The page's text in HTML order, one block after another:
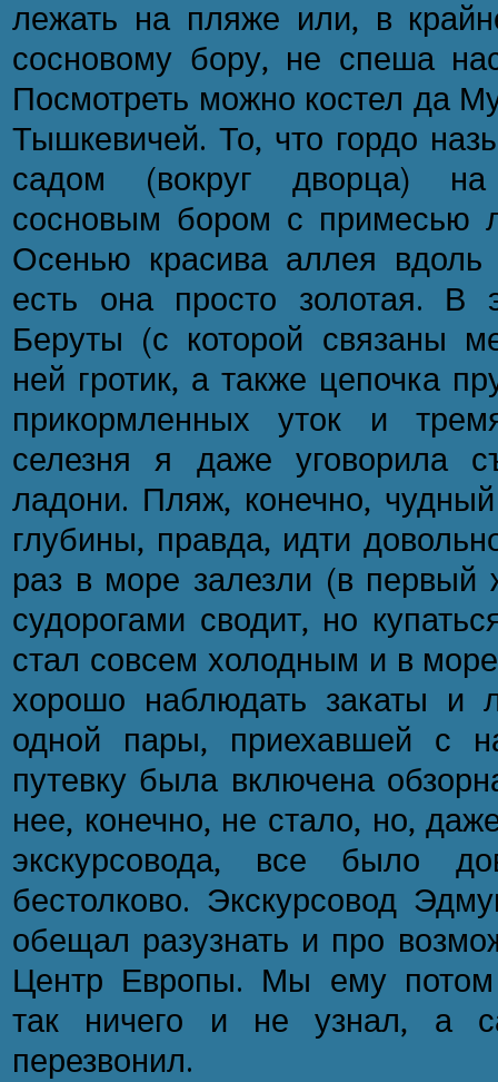
лежать на пляже или, в
сосновому бору, не спеша
Посмотреть можно костел да
Тышкевичей. То, что гордо
садом (вокруг дворца) на
сосновым бором с примесью
Осенью красива аллея
есть она просто золотая. В
Беруты (с которой связаны
ней гротик, а также цепочка
прикормленных уток и
селезня я даже уговорила
ладони. Пляж, конечно,
глубины, правда, идти
раз в море залезли (в первый
судорогами сводит, но
стал совсем холодным и в
хорошо наблюдать закаты
одной пары, приехавшей с
путевку была включена
нее, конечно, не стало, но,
экскурсовода, все было
бестолково. Экскурсовод
обещал разузнать и про
Центр Европы. Мы ему потом
так ничего и не узнал, а
перезвонил.